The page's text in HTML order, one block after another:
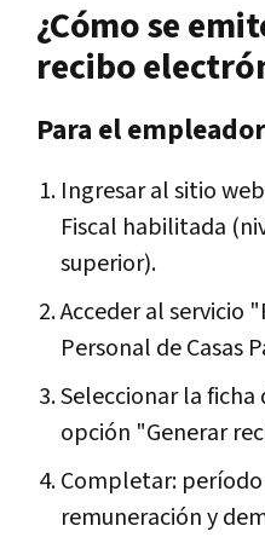
¿Cómo se
recibo
Para el empleador
Ingresar al sitio
Fiscal habilitada
superior).
Acceder al servicio
Personal de Casas
Seleccionar la
opción "Generar
Completar:
remuneración y